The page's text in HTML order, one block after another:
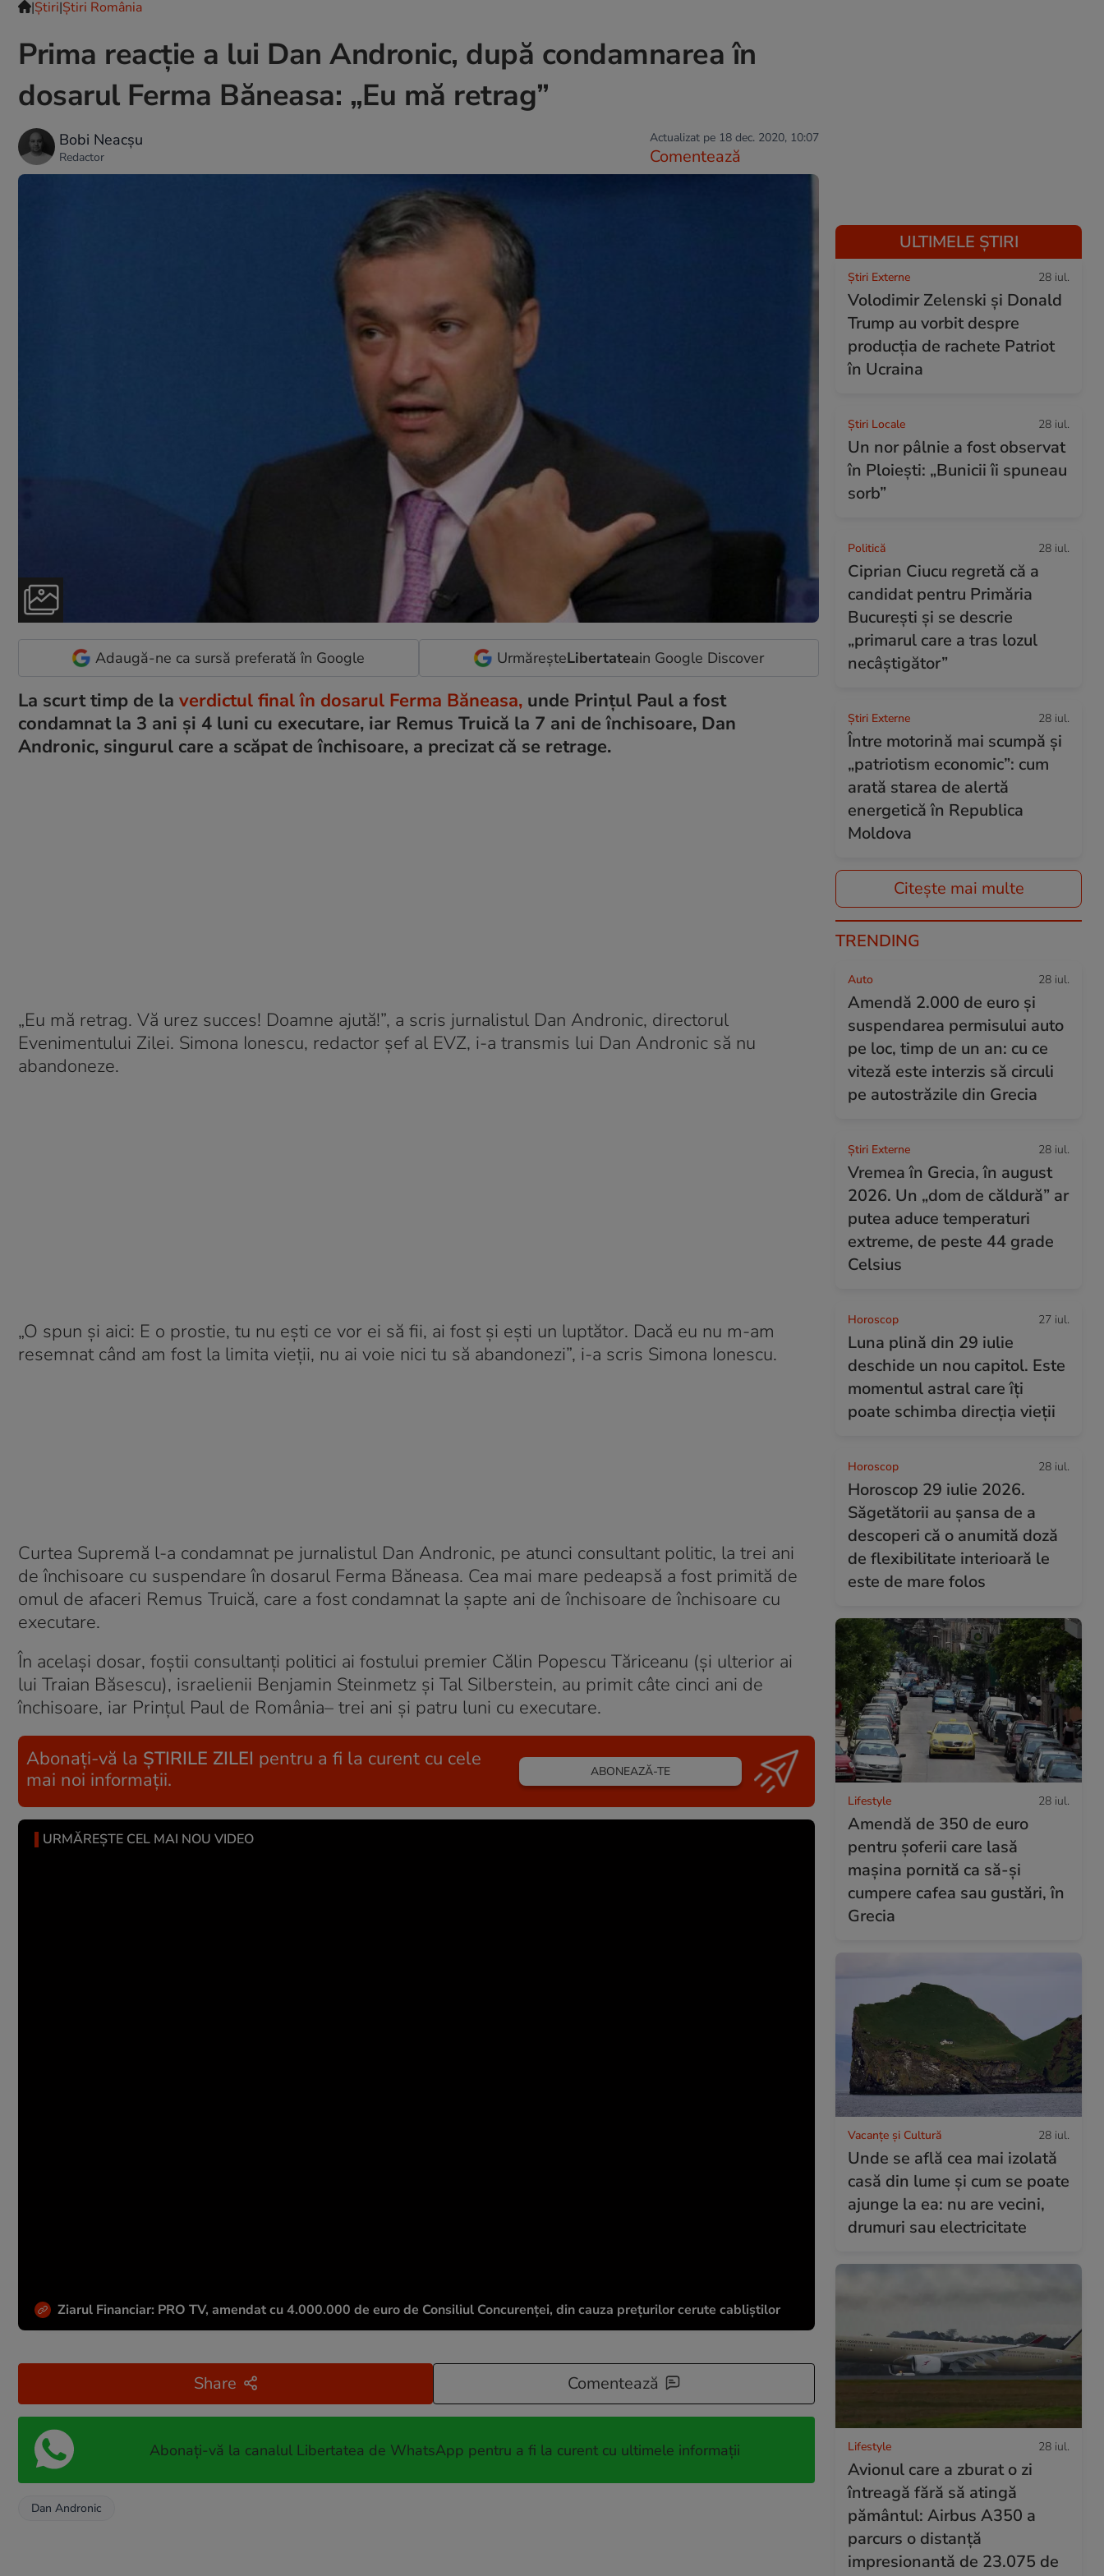
|Ştiri|Știri România
Prima reacție a lui Dan Andronic, după condamnarea în
dosarul Ferma Băneasa: „Eu mă retrag”
Bobi Neacșu
Redactor
Actualizat pe 18 dec. 2020, 10:07
Comentează
Adaugă-ne ca sursă preferată în Google UrmăreșteLibertateain Google Discover
La scurt timp de la verdictul final în dosarul Ferma Băneasa, unde Prinţul Paul a fost
condamnat la 3 ani şi 4 luni cu executare, iar Remus Truică la 7 ani de închisoare, Dan
Andronic, singurul care a scăpat de închisoare, a precizat că se retrage.
„Eu mă retrag. Vă urez succes! Doamne ajută!”, a scris jurnalistul Dan Andronic, directorul
Evenimentului Zilei. Simona Ionescu, redactor şef al EVZ, i-a transmis lui Dan Andronic să nu
abandoneze.
„O spun şi aici: E o prostie, tu nu eşti ce vor ei să fii, ai fost şi eşti un luptător. Dacă eu nu m-am
resemnat când am fost la limita vieții, nu ai voie nici tu să abandonezi”, i-a scris Simona Ionescu.
Curtea Supremă l-a condamnat pe jurnalistul Dan Andronic, pe atunci consultant politic, la trei ani
de închisoare cu suspendare în dosarul Ferma Băneasa. Cea mai mare pedeapsă a fost primită de
omul de afaceri Remus Truică, care a fost condamnat la șapte ani de închisoare de închisoare cu
executare.
În același dosar, foștii consultanți politici ai fostului premier Călin Popescu Tăriceanu (și ulterior ai
lui Traian Băsescu), israelienii Benjamin Steinmetz și Tal Silberstein, au primit câte cinci ani de
închisoare, iar Prințul Paul de România– trei ani și patru luni cu executare.
Abonați-vă la ȘTIRILE ZILEI pentru a fi la curent cu cele
mai noi informații.
ABONEAZĂ-TE
URMĂREȘTE CEL MAI NOU VIDEO
Ziarul Financiar: PRO TV, amendat cu 4.000.000 de euro de Consiliul Concurenței, din cauza prețurilor cerute cabliștilor
Share Comentează
Abonați-vă la canalul Libertatea de WhatsApp pentru a fi la curent cu ultimele informații
Dan Andronic
ULTIMELE ȘTIRI
Știri Externe 28 iul.
Volodimir Zelenski și Donald
Trump au vorbit despre
producția de rachete Patriot
în Ucraina
Știri Locale 28 iul.
Un nor pâlnie a fost observat
în Ploiești: „Bunicii îi spuneau
sorb”
Politică 28 iul.
Ciprian Ciucu regretă că a
candidat pentru Primăria
București și se descrie
„primarul care a tras lozul
necâștigător”
Știri Externe 28 iul.
Între motorină mai scumpă și
„patriotism economic”: cum
arată starea de alertă
energetică în Republica
Moldova
Citește mai multe
TRENDING
Auto 28 iul.
Amendă 2.000 de euro și
suspendarea permisului auto
pe loc, timp de un an: cu ce
viteză este interzis să circuli
pe autostrăzile din Grecia
Știri Externe 28 iul.
Vremea în Grecia, în august
2026. Un „dom de căldură” ar
putea aduce temperaturi
extreme, de peste 44 grade
Celsius
Horoscop 27 iul.
Luna plină din 29 iulie
deschide un nou capitol. Este
momentul astral care îți
poate schimba direcția vieții
Horoscop 28 iul.
Horoscop 29 iulie 2026.
Săgetătorii au șansa de a
descoperi că o anumită doză
de flexibilitate interioară le
este de mare folos
Lifestyle 28 iul.
Amendă de 350 de euro
pentru șoferii care lasă
mașina pornită ca să-și
cumpere cafea sau gustări, în
Grecia
Vacanțe și Cultură 28 iul.
Unde se află cea mai izolată
casă din lume și cum se poate
ajunge la ea: nu are vecini,
drumuri sau electricitate
Lifestyle 28 iul.
Avionul care a zburat o zi
întreagă fără să atingă
pământul: Airbus A350 a
parcurs o distanță
impresionantă de 23.075 de